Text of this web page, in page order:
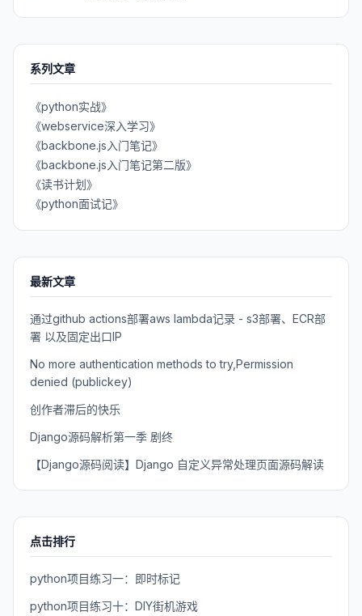
系列文章
《python实战》
《webservice深入学习》
《backbone.js入门笔记》
《backbone.js入门笔记第二版》
《读书计划》
《python面试记》
最新文章
通过github actions部署aws lambda记录 - s3部署、ECR部
署 以及固定出口IP
No more authentication methods to try,Permission
denied (publickey)
创作者滞后的快乐
Django源码解析第一季 剧终
【Django源码阅读】Django 自定义异常处理页面源码解读
点击排行
python项目练习一：即时标记
python项目练习十：DIY街机游戏